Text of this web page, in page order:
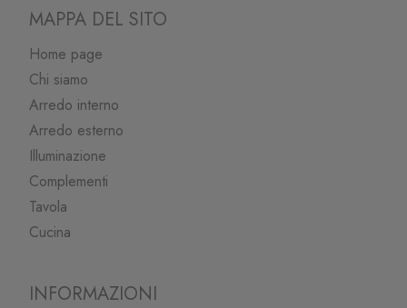
MAPPA DEL SITO
Home page
Chi siamo
Arredo interno
Arredo esterno
Illuminazione
Complementi
Tavola
Cucina
INFORMAZIONI